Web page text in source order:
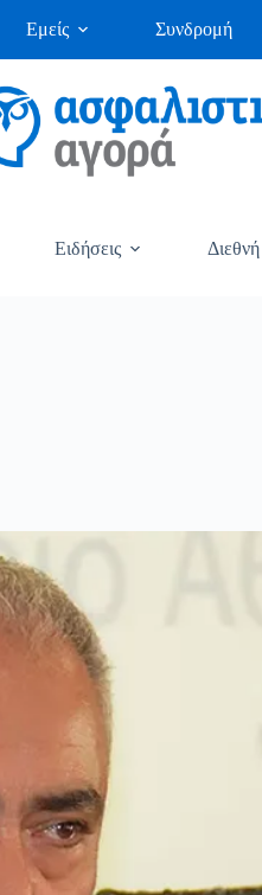
Εμείς Συνδρομή
Ειδήσεις Διεθνή